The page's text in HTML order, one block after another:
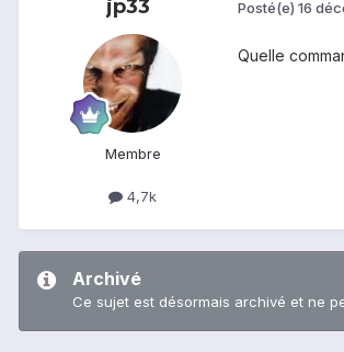
jp33
Membre
4,7k
Posté(e) 16
Quelle
Archivé
Ce sujet est désormais archivé et ne